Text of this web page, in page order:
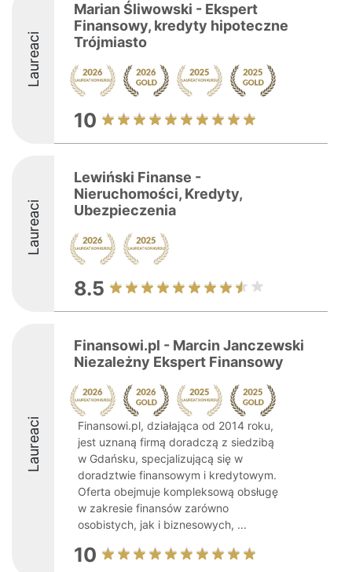
Laureaci
Marian Śliwowski - Ekspert
Finansowy, kredyty hipoteczne
Trójmiasto
10
Laureaci
Lewiński Finanse -
Nieruchomości, Kredyty,
Ubezpieczenia
8.5
Laureaci
Finansowi.pl - Marcin Janczewski
Niezależny Ekspert Finansowy
Finansowi.pl, działająca od 2014 roku,
jest uznaną firmą doradczą z siedzibą
w Gdańsku, specjalizującą się w
doradztwie finansowym i kredytowym.
Oferta obejmuje kompleksową obsługę
w zakresie finansów zarówno
osobistych, jak i biznesowych, ...
10